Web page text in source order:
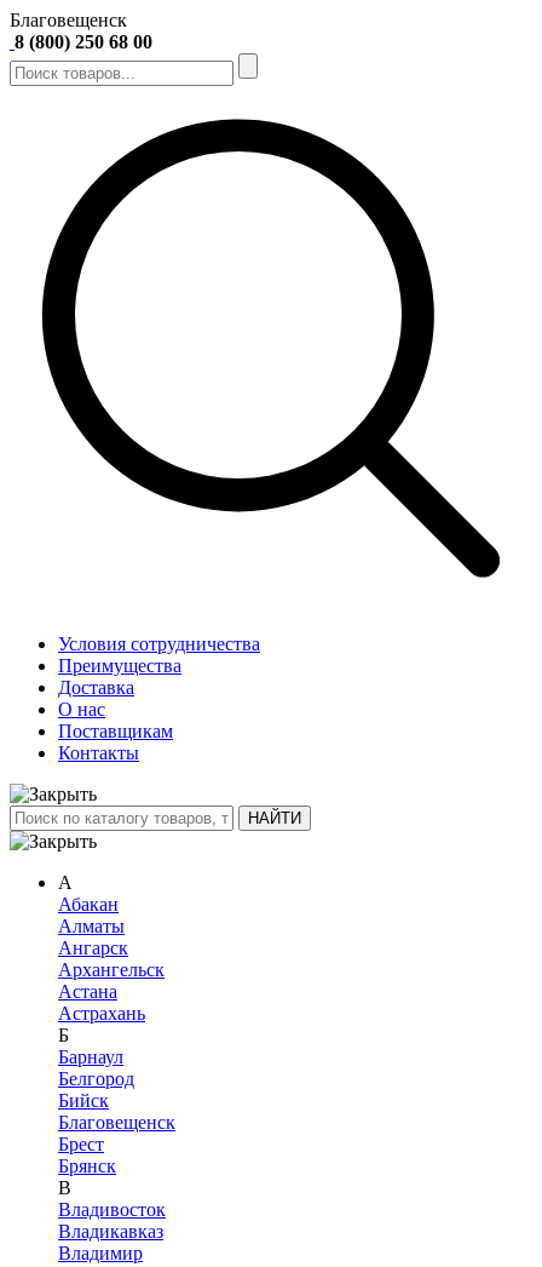
Благовещенск
8 (800) 250 68 00
Условия сотрудничества
Преимущества
Доставка
О нас
Поставщикам
Контакты
А
Абакан
Алматы
Ангарск
Архангельск
Астана
Астрахань
Б
Барнаул
Белгород
Бийск
Благовещенск
Брест
Брянск
В
Владивосток
Владикавказ
Владимир